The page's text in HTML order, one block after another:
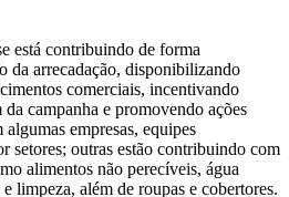
está contribuindo de forma
da arrecadação, disponibilizando
comerciais, incentivando
campanha e promovendo ações
empresas, equipes
setores; outras estão contribuindo com
alimentos não perecíveis, água
limpeza, além de roupas e cobertores.